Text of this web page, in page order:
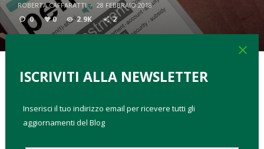
ROBERTA CAFFARATTI · 28 FEBBRAIO 2018
0 0 2.9K 2
Nella settimana che tira la volata alle elezioni politiche in
Italia, il tema previdenziale è al centro della campagna
close
ISCRIVITI ALLA NEWSLETTER
Inserisci il tuo indirizzo email per ricevere tutti gli
aggiornamenti del Blog